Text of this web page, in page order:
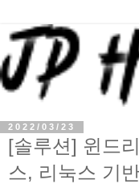
2022/03/23
[솔루션] 윈드
스, 리눅스 기